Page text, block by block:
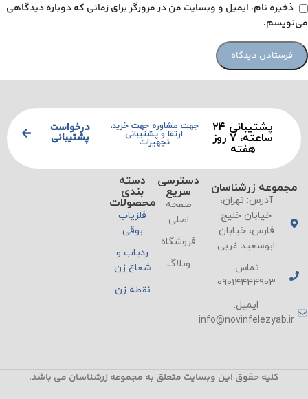
ذخیره نام، ایمیل و وبسایت من در مرورگر برای زمانی که دوباره دیدگاهی
می‌نویسم.
پشتیبانی ۲۴
ساعته، ۷ روز
هفته
جهت مشاوره جهت خرید،
ارتقا و پشتیبانی
تجهیزات
درخواست
پشتیبانی
مجموعه زرشناسان
آدرس: تهران،
خیابان خلیج
فارس، خیابان
ابوسعید غربی
تماس:
09014444903
ایمیل:
info@novinfelezyab.ir
دسترسی
سریع
صفحه
اصلی
فروشگاه
وبلاگ
دسته
بندی
محصولات
فلزیاب
بوقی
ردیاب و
شعاع زن
نقطه زن
کلیه حقوق این وبسایت متعلق به مجموعه زرشناسان می باشد.